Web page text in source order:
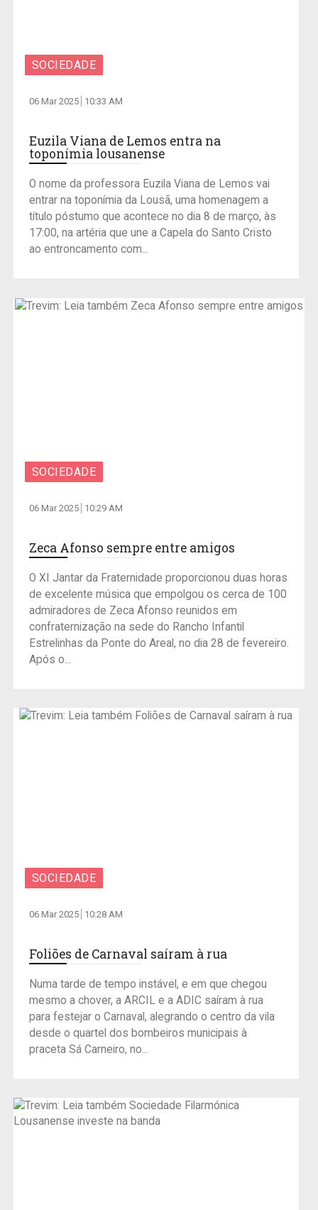
SOCIEDADE
06 Mar 2025 10:33 AM
Euzila Viana de Lemos entra na
toponímia lousanense
O nome da professora Euzila Viana de Lemos vai
entrar na toponímia da Lousã, uma homenagem a
título póstumo que acontece no dia 8 de março, às
17:00, na artéria que une a Capela do Santo Cristo
ao entroncamento com...
SOCIEDADE
06 Mar 2025 10:29 AM
Zeca Afonso sempre entre amigos
O XI Jantar da Fraternidade proporcionou duas horas
de excelente música que empolgou os cerca de 100
admiradores de Zeca Afonso reunidos em
confraternização na sede do Rancho Infantil
Estrelinhas da Ponte do Areal, no dia 28 de fevereiro.
Após o...
SOCIEDADE
06 Mar 2025 10:28 AM
Foliões de Carnaval saíram à rua
Numa tarde de tempo instável, e em que chegou
mesmo a chover, a ARCIL e a ADIC saíram à rua
para festejar o Carnaval, alegrando o centro da vila
desde o quartel dos bombeiros municipais à
praceta Sá Carneiro, no...